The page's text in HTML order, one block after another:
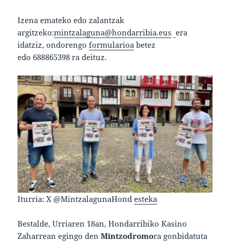
Izena emateko edo zalantzak
argitzeko:mintzalaguna@hondarribia.eus era
idatziz, ondorengoformularioa betez
edo 688865398 ra deituz.
Iturria: X @MintzalagunaHondesteka
Bestalde, Urriaren 18an, Hondarribiko Kasino
Zaharrean egingo denMintzodromora gonbidatuta